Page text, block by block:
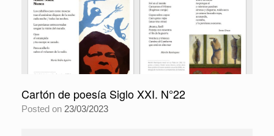
Cartón de poesía Siglo XXI. N°22
Posted on 23/03/2023